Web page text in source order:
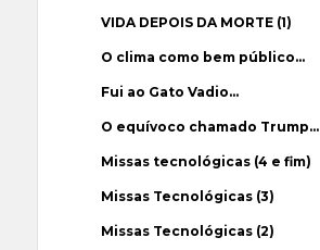
VIDA DEPOIS DA MORTE (1)
O clima como bem público…
Fui ao Gato Vadio…
O equívoco chamado Trump…
Missas tecnológicas (4 e fim)
Missas Tecnológicas (3)
Missas Tecnológicas (2)